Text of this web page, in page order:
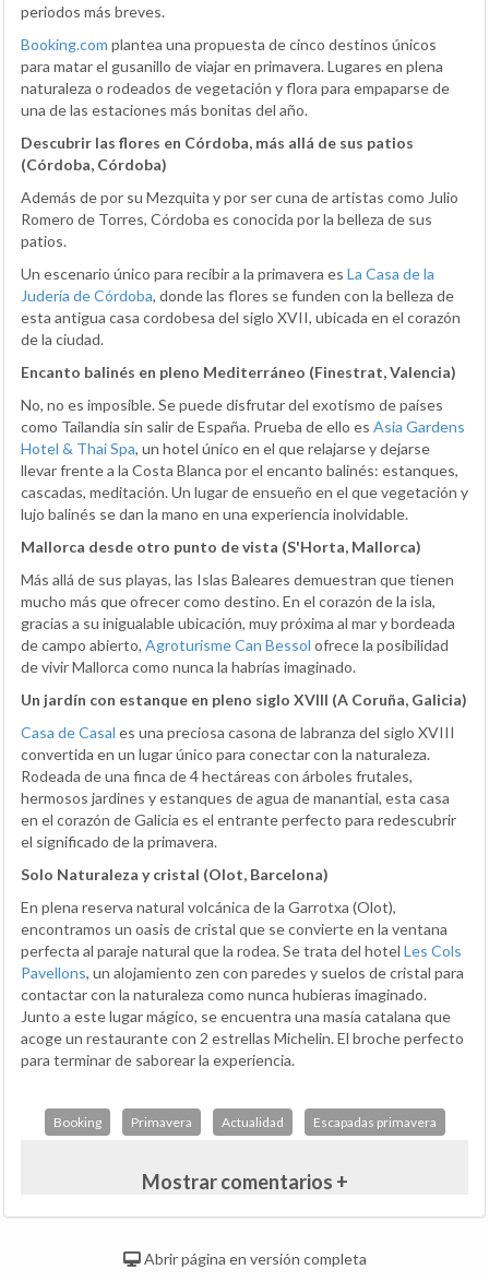
periodos más breves.
Booking.com plantea una propuesta de cinco destinos únicos
para matar el gusanillo de viajar en primavera. Lugares en plena
naturaleza o rodeados de vegetación y flora para empaparse de
una de las estaciones más bonitas del año.
Descubrir las flores en Córdoba, más allá de sus patios
(Córdoba, Córdoba)
Además de por su Mezquita y por ser cuna de artistas como Julio
Romero de Torres, Córdoba es conocida por la belleza de sus
patios.
Un escenario único para recibir a la primavera es La Casa de la
Judería de Córdoba, donde las flores se funden con la belleza de
esta antigua casa cordobesa del siglo XVII, ubicada en el corazón
de la ciudad.
Encanto balinés en pleno Mediterráneo (Finestrat, Valencia)
No, no es imposible. Se puede disfrutar del exotismo de países
como Tailandia sin salir de España. Prueba de ello es Asia Gardens
Hotel & Thai Spa, un hotel único en el que relajarse y dejarse
llevar frente a la Costa Blanca por el encanto balinés: estanques,
cascadas, meditación. Un lugar de ensueño en el que vegetación y
lujo balinés se dan la mano en una experiencia inolvidable.
Mallorca desde otro punto de vista (S'Horta, Mallorca)
Más allá de sus playas, las Islas Baleares demuestran que tienen
mucho más que ofrecer como destino. En el corazón de la isla,
gracias a su inigualable ubicación, muy próxima al mar y bordeada
de campo abierto, Agroturisme Can Bessol ofrece la posibilidad
de vivir Mallorca como nunca la habrías imaginado.
Un jardín con estanque en pleno siglo XVIII (A Coruña, Galicia)
Casa de Casal es una preciosa casona de labranza del siglo XVIII
convertida en un lugar único para conectar con la naturaleza.
Rodeada de una finca de 4 hectáreas con árboles frutales,
hermosos jardines y estanques de agua de manantial, esta casa
en el corazón de Galicia es el entrante perfecto para redescubrir
el significado de la primavera.
Solo Naturaleza y cristal (Olot, Barcelona)
En plena reserva natural volcánica de la Garrotxa (Olot),
encontramos un oasis de cristal que se convierte en la ventana
perfecta al paraje natural que la rodea. Se trata del hotel Les Cols
Pavellons, un alojamiento zen con paredes y suelos de cristal para
contactar con la naturaleza como nunca hubieras imaginado.
Junto a este lugar mágico, se encuentra una masía catalana que
acoge un restaurante con 2 estrellas Michelin. El broche perfecto
para terminar de saborear la experiencia.
Booking Primavera Actualidad Escapadas primavera
Mostrar comentarios +
Abrir página en versión completa